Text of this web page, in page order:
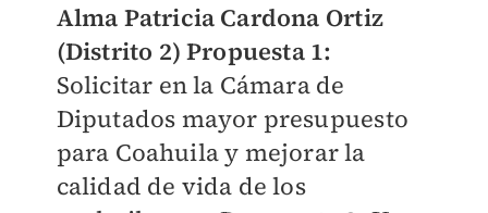
Alma Patricia Cardona Ortiz
(Distrito 2) Propuesta 1:
Solicitar en la Cámara de
Diputados mayor presupuesto
para Coahuila y mejorar la
calidad de vida de los